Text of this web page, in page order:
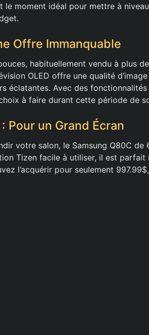
le moment idéal pour mettre à
Offre Immanquable
habituellement vendu à plus
OLED offre une qualité
éclatantes. Avec des
choix à faire durant cette période de
Pour un Grand Écran
votre salon, le Samsung Q80C
Tizen facile à utiliser, il est
l’acquérir pour seulement